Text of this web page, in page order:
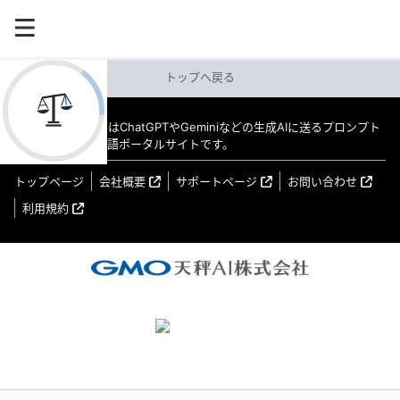
トップへ戻る
教えてAI byGMO はChatGPTやGeminiなどの生成AIに送るプロンプト
（指示文）の日本語ポータルサイトです。
トップページ 会社概要 サポートページ
お問い合わせ
利用規約